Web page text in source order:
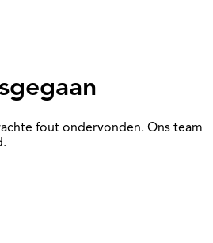
fout ondervonden. Ons team